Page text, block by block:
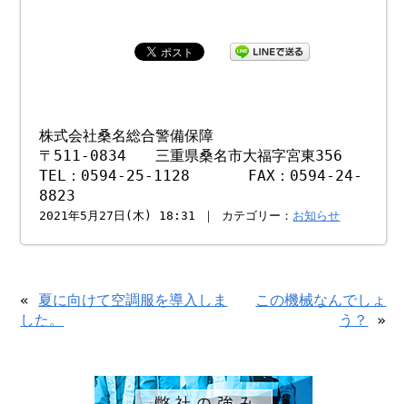
株式会社桑名総合警備保障
〒511-0834 三重県桑名市大福字宮東356
TEL：0594-25-1128 FAX：0594-24-
8823
2021年5月27日(木) 18:31 ｜ カテゴリー： お知らせ
« 夏に向けて空調服を導入しま
した。
この機械なんでしょ
う？
»